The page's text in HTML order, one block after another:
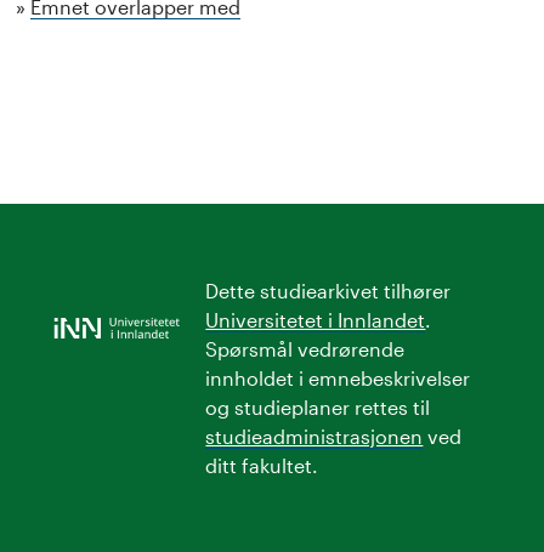
Emnet overlapper med
Dette studiearkivet tilhører
Universitetet i Innlandet
Spørsmål vedrørende
innholdet i emnebeskrivelser
og studieplaner rettes til
studieadministrasjonen ved
ditt fakultet.